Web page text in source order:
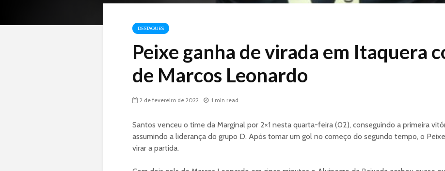
DESTAQUES
Peixe ganha de virada em Itaquera
de Marcos Leonardo
2 de fevereiro de 2022 1 min read
Santos venceu o time da Marginal por 2×1 nesta quarta-feira (02), conseguindo a primeira
assumindo a liderança do grupo D. Após tomar um gol no começo do segundo tempo, o
virar a partida.